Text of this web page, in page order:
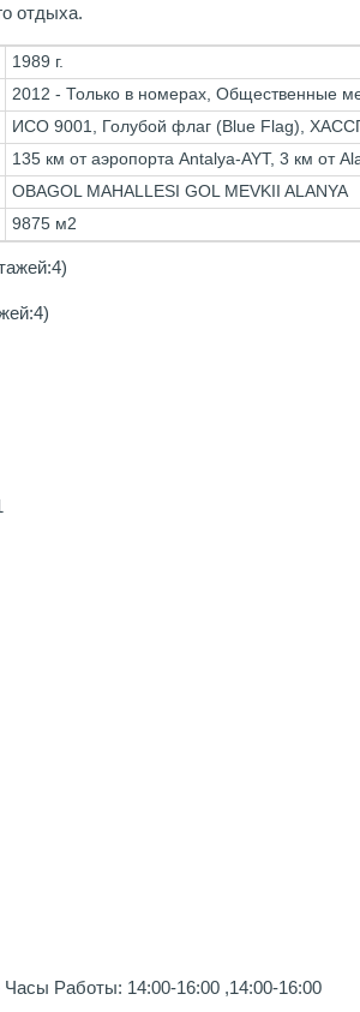
отдыха.
1989 г.
2012 - Только в номерах, Общественные
ИСО 9001, Голубой флаг (Blue Flag),
135 км от аэропорта Antalya-AYT, 3 км от
OBAGOL MAHALLESI GOL MEVKII ALANYA
9875 м2
Работы: 14:00-16:00 ,14:00-16:00